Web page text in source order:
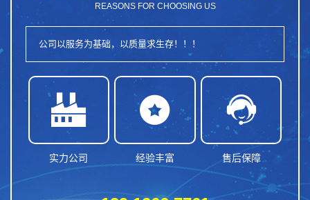
REASONS FOR CHOOSING US
公司以服务为基础，以质量求生存！！！

实力公司

经验丰富

售后保障